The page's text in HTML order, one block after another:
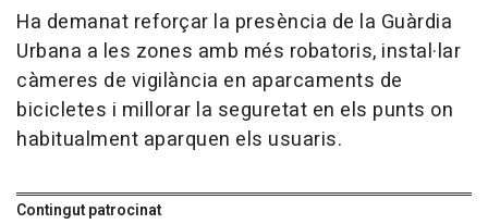
Ha demanat reforçar la presència de la Guàrdia
Urbana a les zones amb més robatoris, instal·lar
càmeres de vigilància en aparcaments de
bicicletes i millorar la seguretat en els punts on
habitualment aparquen els usuaris.
Contingut patrocinat